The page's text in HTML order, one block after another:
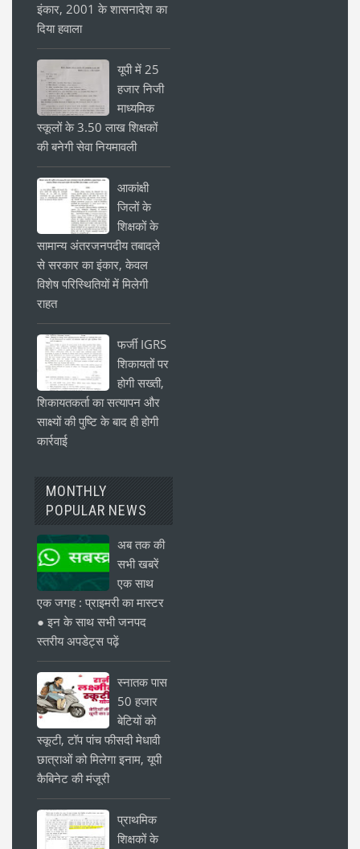
इंकार, 2001 के शासनादेश का
दिया हवाला
यूपी में 25
हजार निजी
माध्यमिक
स्कूलों के 3.50 लाख शिक्षकों
की बनेगी सेवा नियमावली
आकांक्षी
जिलों के
शिक्षकों के
सामान्य अंतरजनपदीय तबादले
से सरकार का इंकार, केवल
विशेष परिस्थितियों में मिलेगी
राहत
फर्जी IGRS
शिकायतों पर
होगी सख्ती,
शिकायतकर्ता का सत्यापन और
साक्ष्यों की पुष्टि के बाद ही होगी
कार्रवाई
MONTHLY
POPULAR NEWS
अब तक की
सभी खबरें
एक साथ
एक जगह : प्राइमरी का मास्टर
● इन के साथ सभी जनपद
स्तरीय अपडेट्स पढ़ें
स्नातक पास
50 हजार
बेटियों को
स्कूटी, टॉप पांच फीसदी मेधावी
छात्राओं को मिलेगा इनाम, यूपी
कैबिनेट की मंजूरी
प्राथमिक
शिक्षकों के